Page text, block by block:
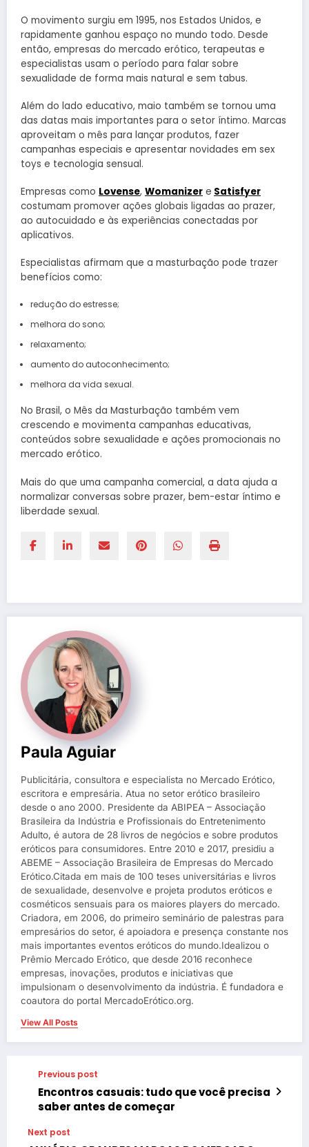
O movimento surgiu em 1995, nos Estados Unidos, e
rapidamente ganhou espaço no mundo todo. Desde
então, empresas do mercado erótico, terapeutas e
especialistas usam o período para falar sobre
sexualidade de forma mais natural e sem tabus.
Além do lado educativo, maio também se tornou uma
das datas mais importantes para o setor íntimo. Marcas
aproveitam o mês para lançar produtos, fazer
campanhas especiais e apresentar novidades em sex
toys e tecnologia sensual.
Empresas como Lovense, Womanizer e Satisfyer
costumam promover ações globais ligadas ao prazer,
ao autocuidado e às experiências conectadas por
aplicativos.
Especialistas afirmam que a masturbação pode trazer
benefícios como:
redução do estresse;
melhora do sono;
relaxamento;
aumento do autoconhecimento;
melhora da vida sexual.
No Brasil, o Mês da Masturbação também vem
crescendo e movimenta campanhas educativas,
conteúdos sobre sexualidade e ações promocionais no
mercado erótico.
Mais do que uma campanha comercial, a data ajuda a
normalizar conversas sobre prazer, bem-estar íntimo e
liberdade sexual.
Paula Aguiar
Publicitária, consultora e especialista no Mercado Erótico,
escritora e empresária. Atua no setor erótico brasileiro
desde o ano 2000. Presidente da ABIPEA – Associação
Brasileira da Indústria e Profissionais do Entretenimento
Adulto, é autora de 28 livros de negócios e sobre produtos
eróticos para consumidores. Entre 2010 e 2017, presidiu a
ABEME – Associação Brasileira de Empresas do Mercado
Erótico.Citada em mais de 100 teses universitárias e livros
de sexualidade, desenvolve e projeta produtos eróticos e
cosméticos sensuais para os maiores players do mercado.
Criadora, em 2006, do primeiro seminário de palestras para
empresários do setor, é apoiadora e presença constante nos
mais importantes eventos eróticos do mundo.Idealizou o
Prêmio Mercado Erótico, que desde 2016 reconhece
empresas, inovações, produtos e iniciativas que
impulsionam o desenvolvimento da indústria. É fundadora e
coautora do portal MercadoErótico.org.
View All Posts
Previous post
Encontros casuais: tudo que você precisa
saber antes de começar
Next post